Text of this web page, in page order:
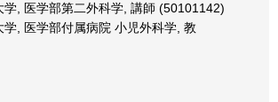
学, 医学部第二外科学, 講師 (50101142)
学, 医学部付属病院 小児外科学, 教